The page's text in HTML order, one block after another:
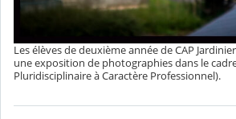
Les élèves de deuxième année de CAP
une exposition de photographies dans le
Pluridisciplinaire à Caractère Professionnel).